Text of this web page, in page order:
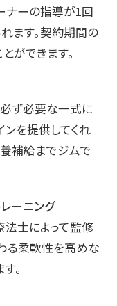
ナーの指導が1回
ます。契約期間の
ができます。
必ず必要な一式に
ンを提供してくれ
養補給までジムで
ーニング
法士によって監修
る柔軟性を高めな
。